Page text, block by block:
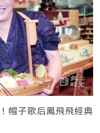
帽子歌后鳳飛飛經典